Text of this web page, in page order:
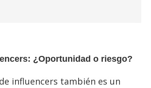
¿Oportunidad o riesgo?
influencers también es un